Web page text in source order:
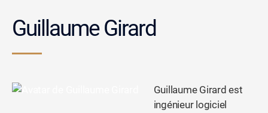
Guillaume Girard
Guillaume Girard est
ingénieur logiciel